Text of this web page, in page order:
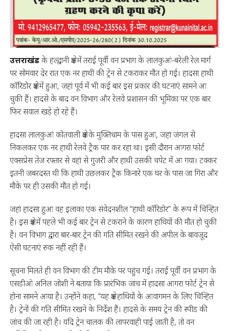
उत्तराखंडके हल्द्वानी क्षेत्र में तराई पूर्वी वन प्रभाग के लालकुआं-बरेली रेल मार्ग
पर सोमवार देर रात एक नर हाथी की ट्रेन से टकराकर मौत हो गई। हादसा हाथी
कॉरिडोर क्षेत्र में हुआ, जहां पूर्व में भी कई बार इस प्रकार की घटनाएं सामने आ
चुकी हैं। हादसे के बाद वन विभाग और रेलवे प्रशासन की भूमिका पर एक बार
फिर सवाल खड़े हो रहे हैं।
हादसा लालकुआं कोतवाली क्षेत्र के मुक्तिधाम के पास हुआ, जहां जंगल से
निकलकर एक नर हाथी रेलवे ट्रैक पार कर रहा था। इसी दौरान आगरा फोर्ट
एक्सप्रेस तेज रफ्तार से वहां से गुजरी और हाथी उसकी चपेट में आ गया। टक्कर
इतनी जबरदस्त थी कि हाथी उछलकर ट्रैक किनारे एक घर के पास जा गिरा और
मौके पर ही उसकी मौत हो गई।
जहां हादसा हुआ वह इलाका एक संवेदनशील “हाथी कॉरिडोर” के रूप में चिन्हित
है। इस क्षेत्र में पहले भी कई बार ट्रेन से टकराने के कारण हाथियों की मौत हो चुकी
है। वन विभाग द्वारा बार-बार ट्रेन की गति सीमित रखने की अपील के बावजूद
ऐसी घटनाएं रुक नहीं रही हैं।
सूचना मिलते ही वन विभाग की टीम मौके पर पहुंच गई। तराई पूर्वी वन प्रभाग के
एसडीओ अनिल जोशी ने बताया कि प्रारंभिक जांच में हादसा आगरा फोर्ट ट्रेन से
होना सामने आया है। उन्होंने कहा, “यह क्षेत्र हाथियों के आवागमन के लिए चिन्हित
है। ट्रेनों की गति सीमित रखने के निर्देश हैं। हादसे के समय ट्रेन की स्पीड की
जांच की जा रही है। यदि ट्रेन चालक की लापरवाही पाई जाती है, तो वन